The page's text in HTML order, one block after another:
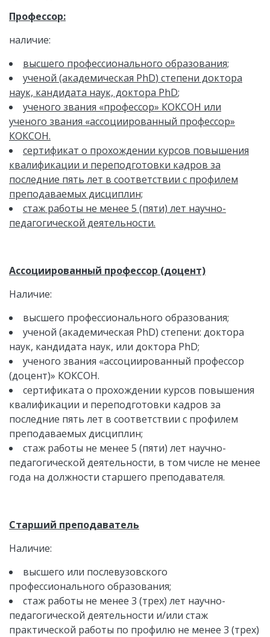
Профессор:
наличие:
высшего профессионального образования;
ученой (академическая PhD) степени доктора
наук, кандидата наук, доктора PhD;
ученого звания «профессор» КОКСОН или
ученого звания «ассоциированный профессор»
КОКСОН.
сертификат о прохождении курсов повышения
квалификации и переподготовки кадров за
последние пять лет в соответствии с профилем
преподаваемых дисциплин;
стаж работы не менее 5 (пяти) лет научно-
педагогической деятельности.
Ассоциированный профессор (доцент)
Наличие:
высшего профессионального образования;
ученой (академическая PhD) степени: доктора
наук, кандидата наук, или доктора PhD;
ученого звания «ассоциированный профессор
(доцент)» КОКСОН.
сертификата о прохождении курсов повышения
квалификации и переподготовки кадров за
последние пять лет в соответствии с профилем
преподаваемых дисциплин;
стаж работы не менее 5 (пяти) лет научно-
педагогической деятельности, в том числе не менее
года на должности старшего преподавателя.
Старший преподаватель
Наличие:
высшего или послевузовского
профессионального образования;
стаж работы не менее 3 (трех) лет научно-
педагогической деятельности и/или стаж
практической работы по профилю не менее 3 (трех)